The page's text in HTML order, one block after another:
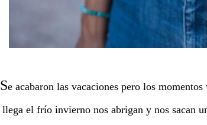
Se acabaron las vacaciones pero los
llega el frío invierno nos abrigan y nos sacan